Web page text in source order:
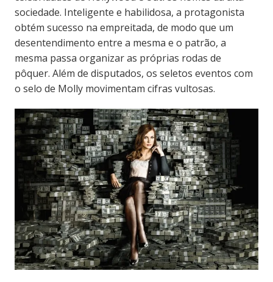
sociedade. Inteligente e habilidosa, a protagonista
obtém sucesso na empreitada, de modo que um
desentendimento entre a mesma e o patrão, a
mesma passa organizar as próprias rodas de
pôquer. Além de disputados, os seletos eventos com
o selo de Molly movimentam cifras vultosas.